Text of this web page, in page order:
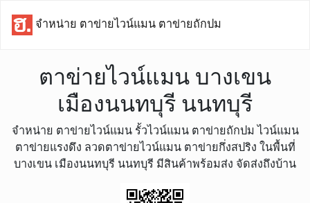
จำหน่าย ตาข่ายไวน์แมน ตาข่ายถักปม
ตาข่ายไวน์แมน บางเขน
เมืองนนทบุรี นนทบุรี
จำหน่าย ตาข่ายไวน์แมน รั้วไวน์แมน ตาข่ายถักปม ไวน์แมน
ตาข่ายแรงดึง ลวดตาข่ายไวน์แมน ตาข่ายกึ่งสปริง ในพื้นที่
บางเขน เมืองนนทบุรี นนทบุรี มีสินค้าพร้อมส่ง จัดส่งถึงบ้าน